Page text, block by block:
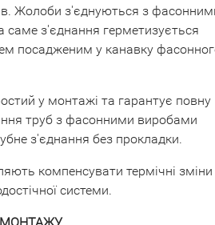
Жолоби з'єднуються з
саме з'єднання герметизується
посадженим у канавку
у монтажі та гарантує повну
труб з фасонними виробами
з'єднання без прокладки.
компенсувати термічні зміни
системи.
МОНТАЖУ